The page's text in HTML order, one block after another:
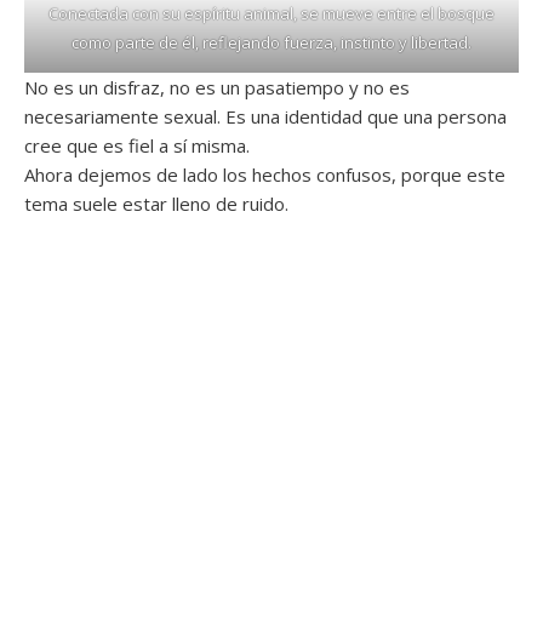
Conectada con su espíritu animal, se mueve entre el bosque
como parte de él, reflejando fuerza, instinto y libertad.
No es un disfraz, no es un pasatiempo y no es
necesariamente sexual. Es una identidad que una persona
cree que es fiel a sí misma.
Ahora dejemos de lado los hechos confusos, porque este
tema suele estar lleno de ruido.